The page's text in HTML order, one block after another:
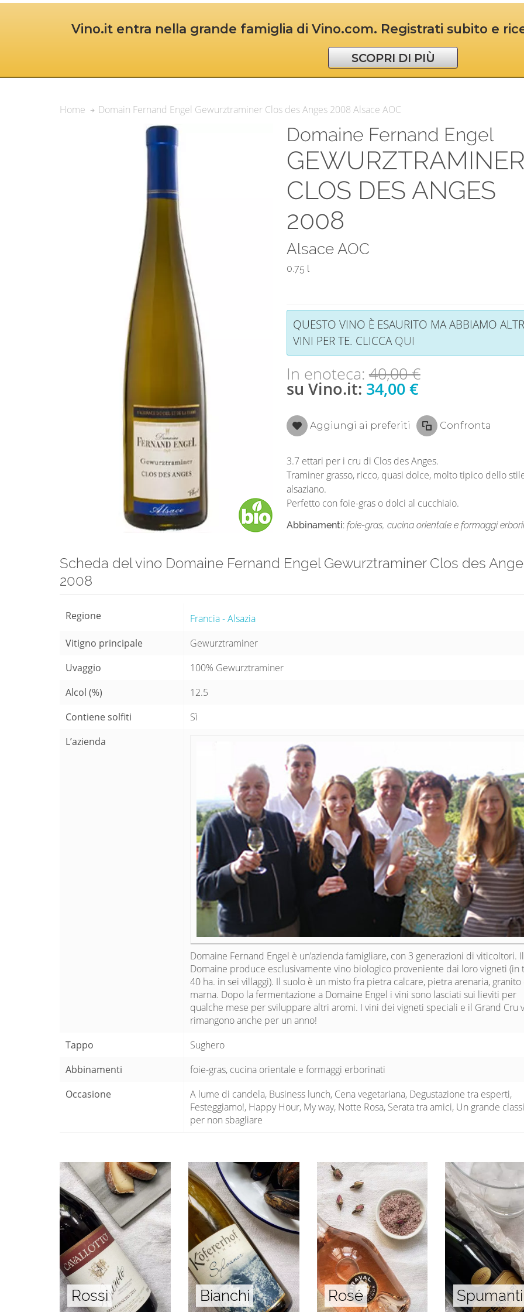
Vino.it entra nella grande famiglia di Vino.com. Registrati subito e
SCOPRI DI PIÙ
Home Domain Fernand Engel Gewurztraminer Clos des Anges 2008 Alsace AOC
Domaine Fernand Engel
GEWURZTRAMINER
CLOS DES ANGES
2008
Alsace AOC
0.75 l
QUESTO VINO È ESAURITO MA ABBIAMO
VINI PER TE. CLICCAQUI
In enoteca:40,00 €
su Vino.it: 34,00 €
Aggiungi ai preferiti Confronta
3.7 ettari per i cru di Clos des Anges.
Traminer grasso, ricco, quasi dolce, molto tipico dello
alsaziano.
Perfetto con foie-gras o dolci al cucchiaio.
Abbinamenti: foie-gras, cucina orientale e formaggi
Scheda del vino Domaine Fernand Engel Gewurztraminer Clos des
2008
Regione
Francia - Alsazia
Vitigno principale
Gewurztraminer
Uvaggio
100% Gewurztraminer
Alcol (%)
12.5
Contiene solfiti
Sì
L’azienda
Domaine Fernand Engel è un’azienda famigliare, con 3 generazioni di viticoltori. Il
Domaine produce esclusivamente vino biologico proveniente dai loro vigneti (in
40 ha. in sei villaggi). Il suolo è un misto fra pietra calcare, pietra arenaria, granito
marna. Dopo la fermentazione a Domaine Engel i vini sono lasciati sui lieviti per
qualche mese per sviluppare altri aromi. I vini dei vigneti speciali e il Grand Cru
rimangono anche per un anno!
Tappo
Sughero
Abbinamenti
foie-gras, cucina orientale e formaggi erborinati
Occasione
A lume di candela, Business lunch, Cena vegetariana, Degustazione tra esperti,
Festeggiamo!, Happy Hour, My way, Notte Rosa, Serata tra amici, Un grande
per non sbagliare
Rossi Bianchi Rosé Spumanti